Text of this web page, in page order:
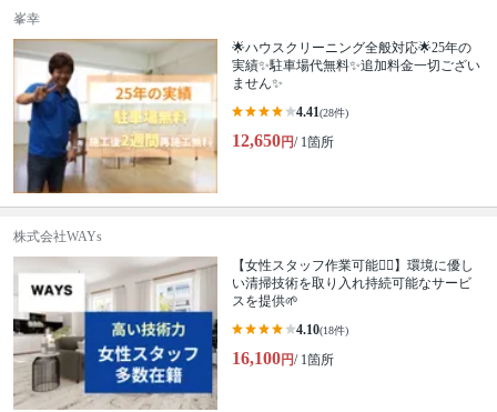
峯幸
🌟ハウスクリーニング全般対応🌟25年の
実績✨駐車場代無料✨追加料金一切ござい
ません✨
4.41(28件)
12,650円/ 1箇所
株式会社WAYs
【女性スタッフ作業可能🙆‍♀️】環境に優し
い清掃技術を取り入れ持続可能なサービ
スを提供🌱
4.10(18件)
16,100円/ 1箇所